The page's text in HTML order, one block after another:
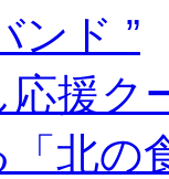
ンド ”
援ク
北の